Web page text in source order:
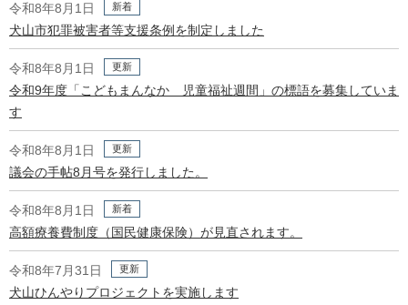
令和8年8月1日 新着
犬山市犯罪被害者等支援条例を制定しました
令和8年8月1日 更新
令和9年度「こどもまんなか 児童福祉週間」の標語を募集していま
す
令和8年8月1日 更新
議会の手帖8月号を発行しました。
令和8年8月1日 新着
高額療養費制度（国民健康保険）が見直されます。
令和8年7月31日 更新
犬山ひんやりプロジェクトを実施します